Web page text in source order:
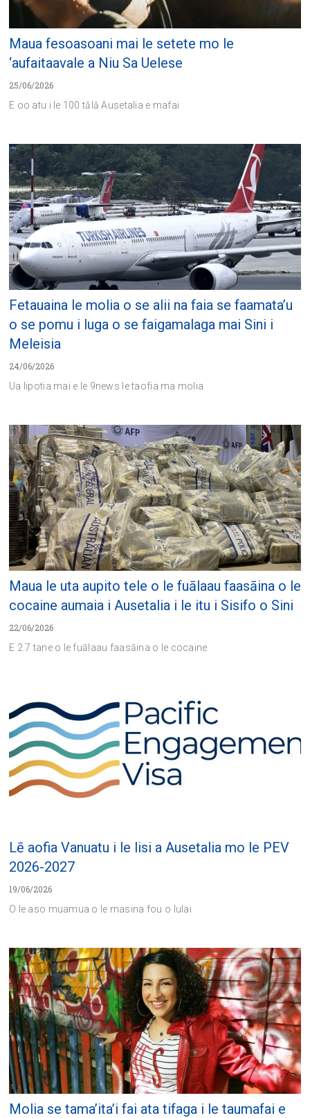
Maua fesoasoani mai le setete mo le
‘aufaitaavale a Niu Sa Uelese
25/06/2026
E oo atu i le 100 tālā Ausetalia e mafai
Fetauaina le molia o se alii na faia se faamata’u
o se pomu i luga o se faigamalaga mai Sini i
Meleisia
24/06/2026
Ua lipotia mai e le 9news le taofia ma molia
Maua le uta aupito tele o le fuālaau faasāina o le
cocaine aumaia i Ausetalia i le itu i Sisifo o Sini
22/06/2026
E 2.7 tane o le fuālaau faasāina o le cocaine
Lē aofia Vanuatu i le lisi a Ausetalia mo le PEV
2026-2027
19/06/2026
O le aso muamua o le masina fou o Iulai
Molia se tama’ita’i fai ata tifaga i le taumafai e